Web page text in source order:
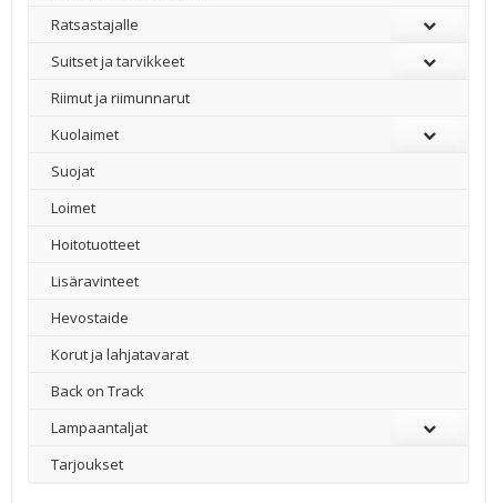
Ratsastajalle
Suitset ja tarvikkeet
Riimut ja riimunnarut
Kuolaimet
Suojat
Loimet
Hoitotuotteet
Lisäravinteet
Hevostaide
Korut ja lahjatavarat
Back on Track
Lampaantaljat
Tarjoukset